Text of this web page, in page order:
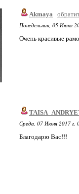
Akmaya
Понедельник, 05 Июня
Очень красивые
Среда, 07 Июня 2017 г.
Благодарю Вас!!!